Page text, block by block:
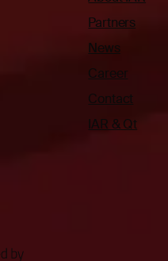
Partners
News
Career
Contact
IAR & Qt